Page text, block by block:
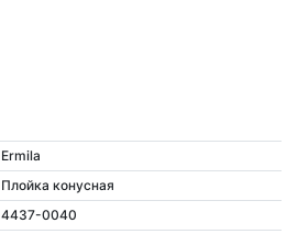
Ermila
Плойка конусная
4437-0040